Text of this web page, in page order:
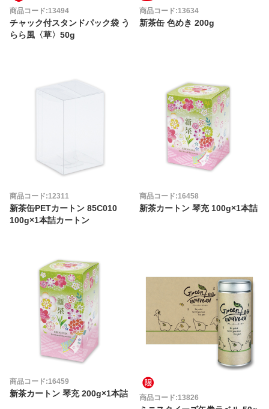
商品コード:13494
チャック付スタンドパック袋 う
らら風〈草〉50g
商品コード:13634
新茶缶 色めき 200g
商品コード:12311
新茶缶PETカートン 85C010
100g×1本詰カートン
商品コード:16458
新茶カートン 琴充 100g×1本詰
商品コード:16459
新茶カートン 琴充 200g×1本詰 商品コード:13826